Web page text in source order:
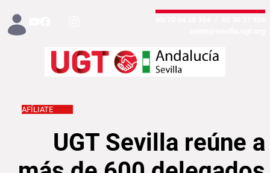
تخطي إلى المحتوى الرئيسي
más seguridad y salud laboral - Sevilla
UGT Sevilla reúne a